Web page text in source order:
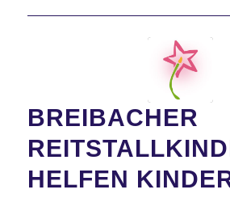
BREIBACHER
HELFEN